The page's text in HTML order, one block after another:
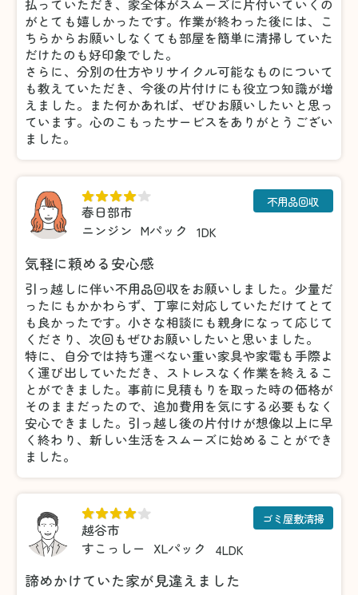
払っていただき、家全体がスムーズに片付いていくの
がとても嬉しかったです。作業が終わった後には、こ
ちらからお願いしなくても部屋を簡単に清掃していた
だけたのも好印象でした。
さらに、分別の仕方やリサイクル可能なものについて
も教えていただき、今後の片付けにも役立つ知識が増
えました。また何かあれば、ぜひお願いしたいと思っ
ています。心のこもったサービスをありがとうござい
ました。
春日部市
ニンジン Mパック 1DK
不用品回収
気軽に頼める安心感
引っ越しに伴い不用品回収をお願いしました。少量だ
ったにもかかわらず、丁寧に対応していただけてとて
も良かったです。小さな相談にも親身になって応じて
くださり、次回もぜひお願いしたいと思いました。
特に、自分では持ち運べない重い家具や家電も手際よ
く運び出していただき、ストレスなく作業を終えるこ
とができました。事前に見積もりを取った時の価格が
そのままだったので、追加費用を気にする必要もなく
安心できました。引っ越し後の片付けが想像以上に早
く終わり、新しい生活をスムーズに始めることができ
ました。
越谷市
すこっしー
XLパック 4LDK
ゴミ屋敷清掃
諦めかけていた家が見違えました